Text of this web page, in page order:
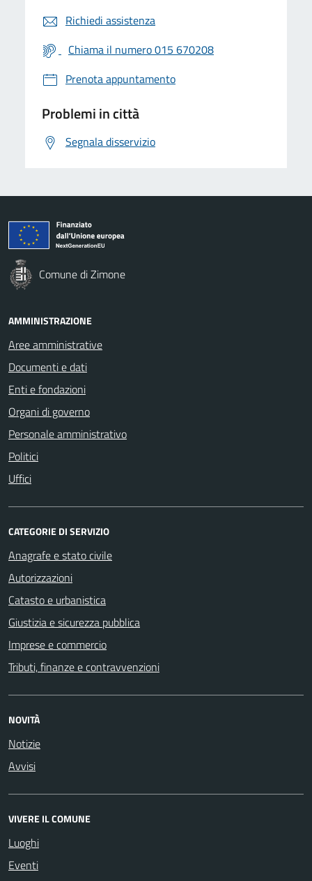
Richiedi assistenza
Chiama il numero 015 670208
Prenota appuntamento
Problemi in città
Segnala disservizio
Comune di Zimone
AMMINISTRAZIONE
Aree amministrative
Documenti e dati
Enti e fondazioni
Organi di governo
Personale amministrativo
Politici
Uffici
CATEGORIE DI SERVIZIO
Anagrafe e stato civile
Autorizzazioni
Catasto e urbanistica
Giustizia e sicurezza pubblica
Imprese e commercio
Tributi, finanze e contravvenzioni
NOVITÀ
Notizie
Avvisi
VIVERE IL COMUNE
Luoghi
Eventi